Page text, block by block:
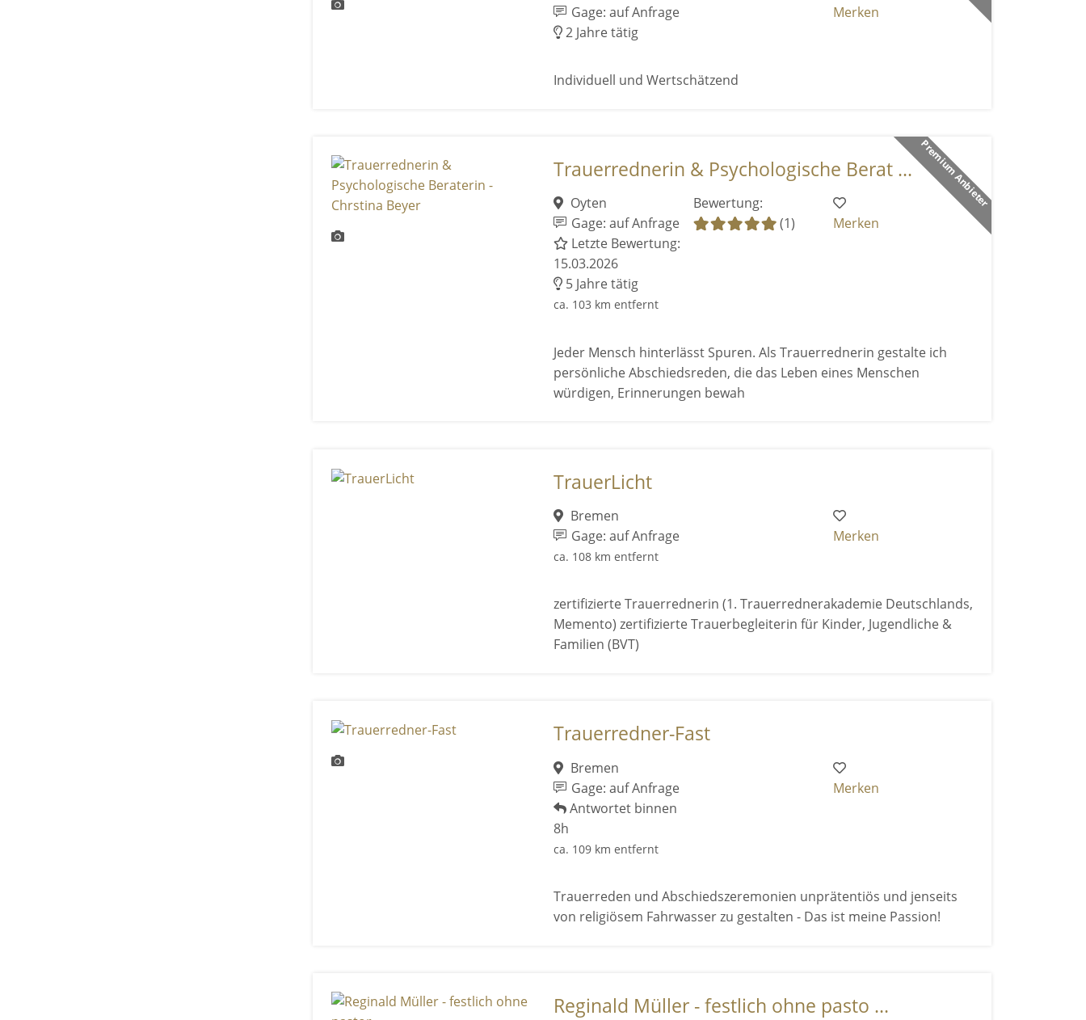
Gage: auf Anfrage
2 Jahre tätig
Merken
Individuell und Wertschätzend
Premium Anbieter
Trauerrednerin & Psychologische Berat ...
Oyten
Gage: auf Anfrage
Letzte Bewertung:
15.03.2026
5 Jahre tätig
ca. 103 km entfernt
Bewertung:
(1)
Merken
Jeder Mensch hinterlässt Spuren. Als Trauerrednerin gestalte ich
persönliche Abschiedsreden, die das Leben eines Menschen
würdigen, Erinnerungen bewah
TrauerLicht
Bremen
Gage: auf Anfrage
ca. 108 km entfernt
Merken
zertifizierte Trauerrednerin (1. Trauerrednerakademie Deutschlands,
Memento) zertifizierte Trauerbegleiterin für Kinder, Jugendliche &
Familien (BVT)
Trauerredner-Fast
Bremen
Gage: auf Anfrage
Antwortet binnen
8h
ca. 109 km entfernt
Merken
Trauerreden und Abschiedszeremonien unprätentiös und jenseits
von religiösem Fahrwasser zu gestalten - Das ist meine Passion!
Reginald Müller - festlich ohne pasto ...